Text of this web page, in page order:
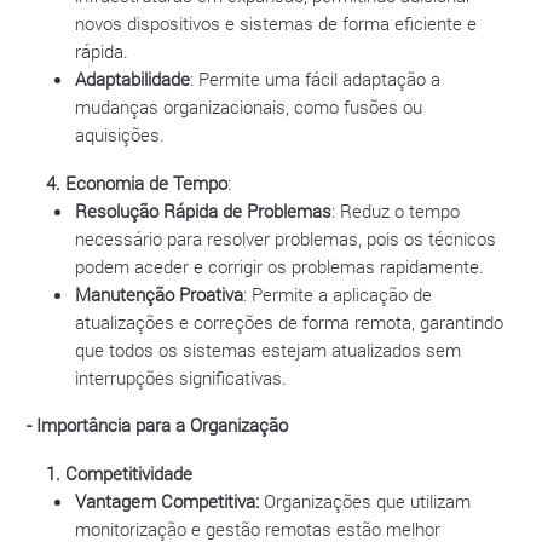
novos dispositivos e sistemas de forma eficiente e
rápida.
Adaptabilidade: Permite uma fácil adaptação a
mudanças organizacionais, como fusões ou
aquisições.
4. Economia de Tempo:
Resolução Rápida de Problemas: Reduz o tempo
necessário para resolver problemas, pois os técnicos
podem aceder e corrigir os problemas rapidamente.
Manutenção Proativa: Permite a aplicação de
atualizações e correções de forma remota, garantindo
que todos os sistemas estejam atualizados sem
interrupções significativas.
- Importância para a Organização
1. Competitividade
Vantagem Competitiva: Organizações que utilizam
monitorização e gestão remotas estão melhor